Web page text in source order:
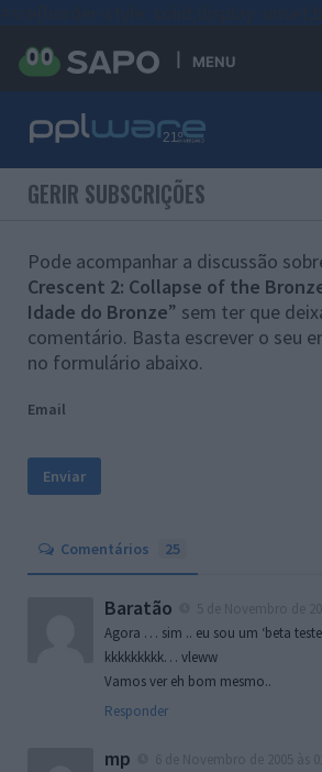
MENU
GERIR SUBSCRIÇÕES
Pode acompanhar a discussão
Crescent 2: Collapse of the
Idade do Bronze” sem ter que
comentário. Basta escrever o seu
no formulário abaixo.
Email
Comentários 25
Baratão
Agora … sim .. eu sou um ‘beta
kkkkkkkkk… vleww
Vamos ver eh bom mesmo..
Responder
mp